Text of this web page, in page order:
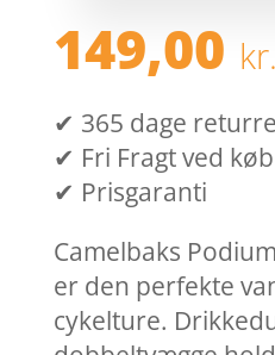
149,00 kr.
✔ 365 dage
✔ Fri Fragt ved
✔ Prisgaranti
Camelbaks
er den perfekte
cykelture.